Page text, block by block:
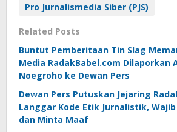
Pro Jurnalismedia Siber (PJS)
Related Posts
Buntut Pemberitaan Tin Slag
Media RadakBabel.com Dilaporkan
Noegroho ke Dewan Pers
Dewan Pers Putuskan Jejaring
Langgar Kode Etik Jurnalistik,
dan Minta Maaf